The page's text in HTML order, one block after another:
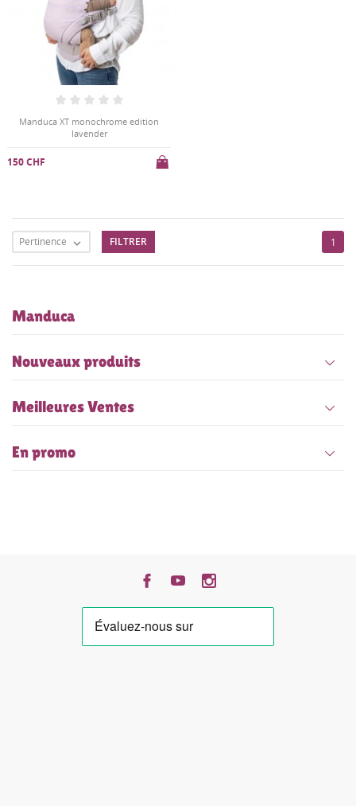
Manduca
Nouveaux produits
Meilleures Ventes
En promo
Manduca XT monochrome edition
lavender
150 CHF
Pertinence  FILTRER 1